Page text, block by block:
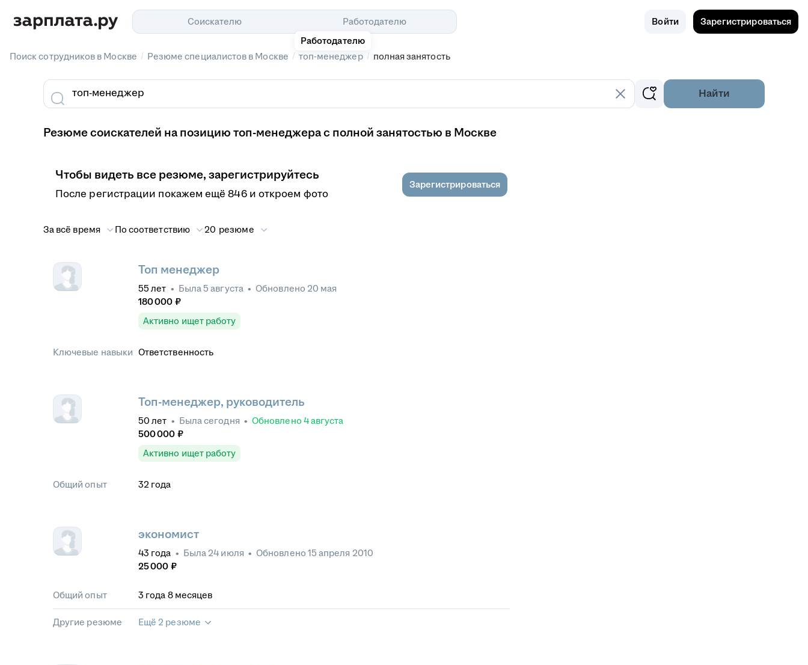
Соискателю
Работодателю
Работодателю
Войти Зарегистрироваться
Поиск сотрудников в Москве / Резюме специалистов в Москве / топ-менеджер / полная занятость
Найти
Резюме соискателей на позицию топ-менеджера с полной занятостью в Москве
Чтобы видеть все резюме, зарегистрируйтесь
После регистрации покажем ещё 846 и откроем фото
Зарегистрироваться
За всё время По соответствию 20 резюме
Топ менеджер
55 лет • Была5 августа • Обновлено 20 мая
180 000 ₽
Активно ищет работу
Ключевые навыки Ответственность
Топ-менеджер, руководитель
50 лет • Быласегодня • Обновлено 4 августа
500 000 ₽
Активно ищет работу
Общий опыт 32 года
экономист
43 года • Была 24 июля • Обновлено 15 апреля 2010
25 000 ₽
Общий опыт 3 года 8 месяцев
Другие резюме Ещё 2 резюме